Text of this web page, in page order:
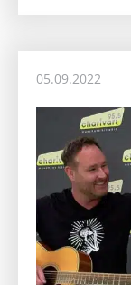
05.09.2022